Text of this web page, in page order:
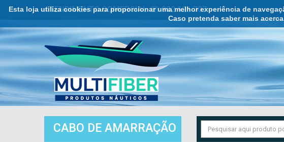
Esta loja utiliza cookies para proporcionar uma melhor experiência de
Caso pretenda saber mais
ATENDIMENTO COMERCIAL ☏ 932 121 707
CABO DE AMARRAÇÃO